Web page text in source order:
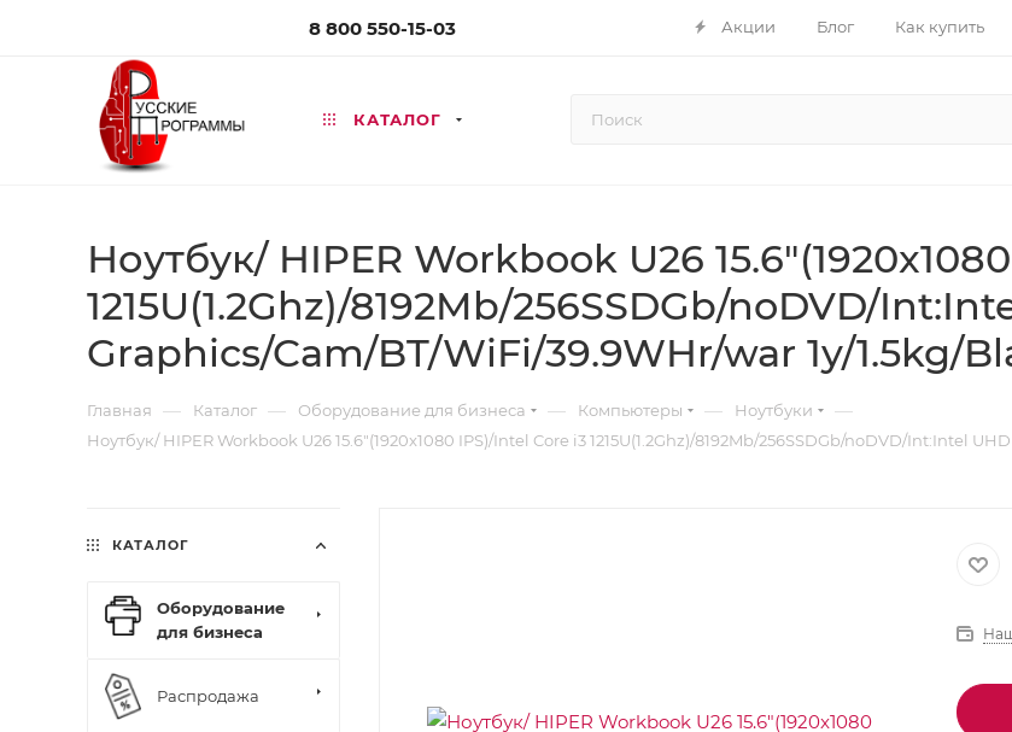
8 800 550-15-03 Акции Блог Как купить
КАТАЛОГ
Ноутбук/ HIPER Workbook U26
1215U(1.2Ghz)/8192Mb/256SSDGb/noDVD/
Graphics/Cam/BT/WiFi/39.9WHr/war 1y/1.5kg/
Главная — Каталог — Оборудование для бизнеса — Компьютеры — Ноутбуки —
Ноутбук/ HIPER Workbook U26 15.6"(1920x1080 IPS)/Intel Core i3 1215U(1.2Ghz)/8192Mb/256SSDGb/noDVD/Int:Intel
КАТАЛОГ
Оборудование
для бизнеса
Распродажа